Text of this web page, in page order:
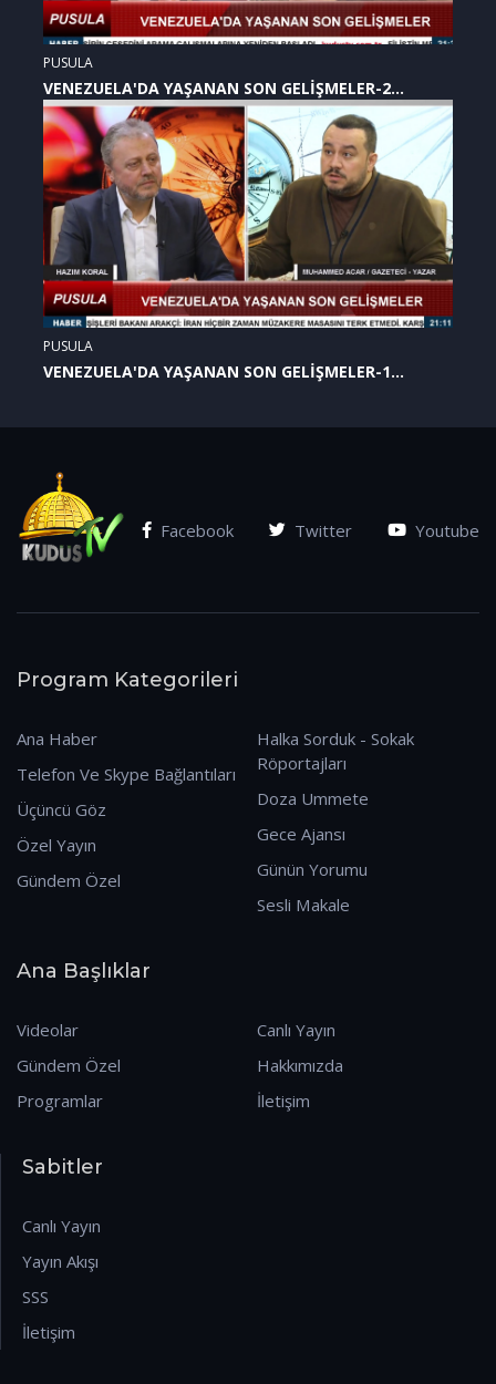
PUSULA
VENEZUELA'DA YAŞANAN SON GELİŞMELER-2
(07.01.2026)
PUSULA
VENEZUELA'DA YAŞANAN SON GELİŞMELER-1
Facebook Twitter Youtube
Program Kategorileri
Ana Haber
Telefon Ve Skype Bağlantıları
Üçüncü Göz
Özel Yayın
Gündem Özel
Halka Sorduk - Sokak
Röportajları
Doza Ummete
Gece Ajansı
Günün Yorumu
Sesli Makale
Ana Başlıklar
Videolar
Gündem Özel
Programlar
Canlı Yayın
Hakkımızda
İletişim
Sabitler
Canlı Yayın
Yayın Akışı
SSS
İletişim